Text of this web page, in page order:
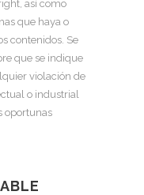
así como
que haya o
contenidos. Se
que se indique
violación de
o industrial
oportunas